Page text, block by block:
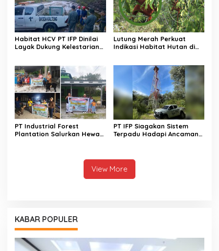
Habitat HCV PT IFP Dinilai
Layak Dukung Kelestarian
Lutung Merah Perkuat
Indikasi Habitat Hutan di
PT Industrial Forest
Plantation Salurkan Hewan
PT IFP Siagakan Sistem
Terpadu Hadapi Ancaman
View More
KABAR POPULER